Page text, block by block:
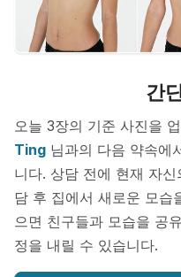
간
오늘 3장의 기준 사진을
Ting 님과의 다음 약속에
니다. 상담 전에 현재 자
담 후 집에서 새로운 모습
으면 친구들과 모습을 공
정을 내릴 수 있습니다.